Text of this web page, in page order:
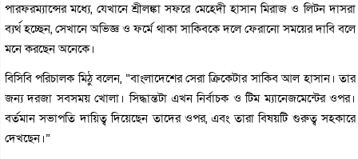
পারফরম্যান্সের মধ্যে, যেখানে শ্রীলঙ্কা সফরে মেহেদী হাসান মিরাজ ও লিটন দাসরা
ব্যর্থ হচ্ছেন, সেখানে অভিজ্ঞ ও ফর্মে থাকা সাকিবকে দলে ফেরানো সময়ের দাবি বলে
মনে করছেন অনেকে।
বিসিবি পরিচালক মিঠু বলেন, “বাংলাদেশের সেরা ক্রিকেটার সাকিব আল হাসান। তার
জন্য দরজা সবসময় খোলা। সিদ্ধান্তটা এখন নির্বাচক ও টিম ম্যানেজমেন্টের ওপর।
বর্তমান সভাপতি দায়িত্ব দিয়েছেন তাদের ওপর, এবং তারা বিষয়টি গুরুত্ব সহকারে
দেখছেন।”